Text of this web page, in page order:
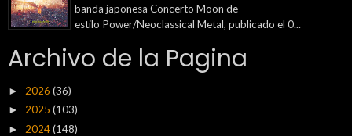
banda japonesa Concerto Moon de
estilo Power/Neoclassical Metal, publicado el 0...
Archivo de la Pagina
► 2026 (36)
► 2025 (103)
► 2024(148)